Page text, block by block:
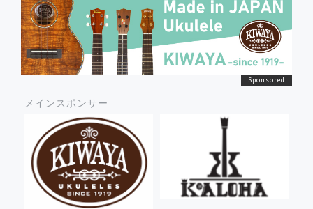
メインスポンサー